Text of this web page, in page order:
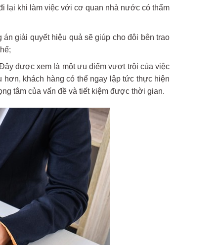
lại khi làm việc với cơ quan nhà nước có thẩm
giải quyết hiệu quả sẽ giúp cho đôi bên trao
được xem là một ưu điểm vượt trội của việc
khách hàng có thể ngay lập tức thực hiện
tâm của vấn đề và tiết kiệm được thời gian.